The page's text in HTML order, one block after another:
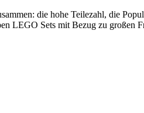
die hohe Teilezahl, die
LEGO Sets mit Bezug zu großen